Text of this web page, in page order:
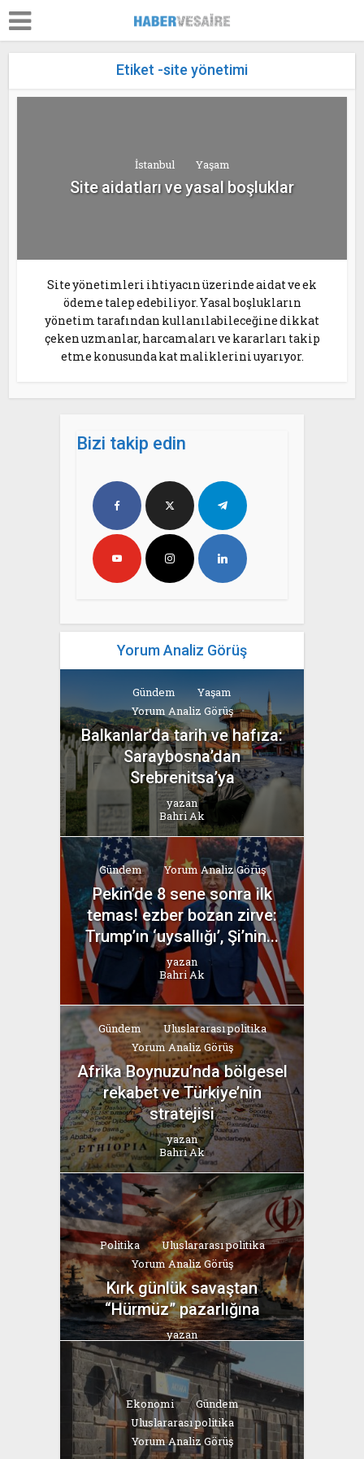
Etiket -site yönetimi
İstanbul Yaşam
Site aidatları ve yasal boşluklar
Site yönetimleri ihtiyacın üzerinde aidat ve ek
ödeme talep edebiliyor. Yasal boşlukların
yönetim tarafından kullanılabileceğine dikkat
çeken uzmanlar, harcamaları ve kararları takip
etme konusunda kat maliklerini uyarıyor.
Bizi takip edin
Yorum Analiz Görüş
Gündem
Yaşam
Yorum Analiz Görüş
Balkanlar’da tarih ve hafıza:
Saraybosna’dan
Srebrenitsa’ya
yazan
Bahri Ak
Gündem Yorum Analiz Görüş
Pekin’de 8 sene sonra ilk
temas! ezber bozan zirve:
Trump’ın ‘uysallığı’, Şi’nin...
yazan
Bahri Ak
Gündem
Uluslararası politika
Yorum Analiz Görüş
Afrika Boynuzu’nda bölgesel
rekabet ve Türkiye’nin
stratejisi
yazan
Bahri Ak
Politika
Uluslararası politika
Yorum Analiz Görüş
Kırk günlük savaştan
“Hürmüz” pazarlığına
yazan
Bahri Ak
Ekonomi
Gündem
Uluslararası politika
Yorum Analiz Görüş